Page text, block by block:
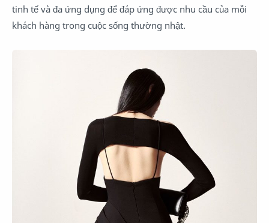
tinh tế và đa ứng dụng để đáp ứng được nhu cầu của mỗi
khách hàng trong cuộc sống thường nhật.